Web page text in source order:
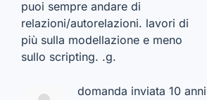
puoi sempre andare di
relazioni/autorelazioni. lavori di
più sulla modellazione e meno
sullo scripting. .g.
domanda inviata 10 anni